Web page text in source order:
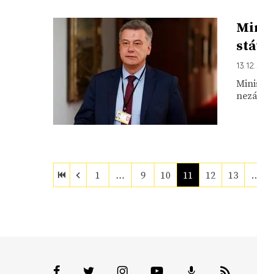
13.
1 … 9 10 11 12 13